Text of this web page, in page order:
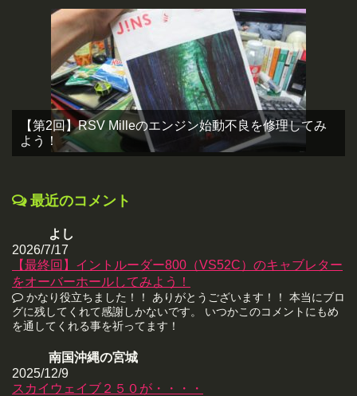
【第2回】RSV Milleのエンジン始動不良を修理してみ
よう！
最近のコメント
よし
2026/7/17
【最終回】イントルーダー800（VS52C）のキャブレター
をオーバーホールしてみよう！
かなり役立ちました！！ ありがとうございます！！ 本当にブロ
グに残してくれて感謝しかないです。 いつかこのコメントにもめ
を通してくれる事を祈ってます！
南国沖縄の宮城
2025/12/9
スカイウェイブ２５０が・・・・